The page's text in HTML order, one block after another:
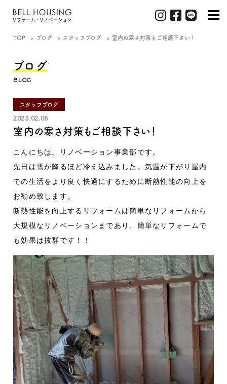
TOP ブログ スタッフブログ 室内の寒さ対策もご相談下さい！
ブログ
BLOG
スタッフブログ
2025.02.06
室内の寒さ対策もご相談下さい！
こんにちは。リノベーション事業部です。
先日は雪が降るほど冷え込みました。気温が下がり屋内
での生活をより良く快適にするために断熱性能の向上を
お勧め致します。
断熱性能を向上するリフォームは簡単なリフォームから
大規模なリノベーションまであり、簡単なリフォームで
も効果は抜群です！！